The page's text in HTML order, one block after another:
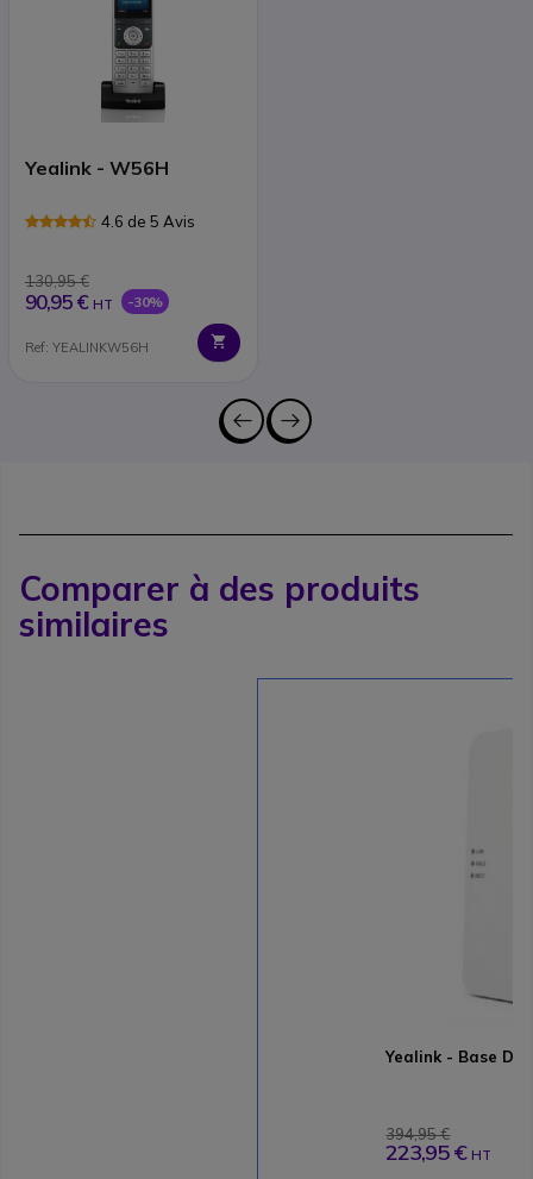
Yealink - W56H
4.6 de 5 Avis
130,95 €
90,95 € HT -30%
Ref: YEALINKW56H
Comparer à des produits
similaires
Yealink - Base
394,95 €
223,95 € HT